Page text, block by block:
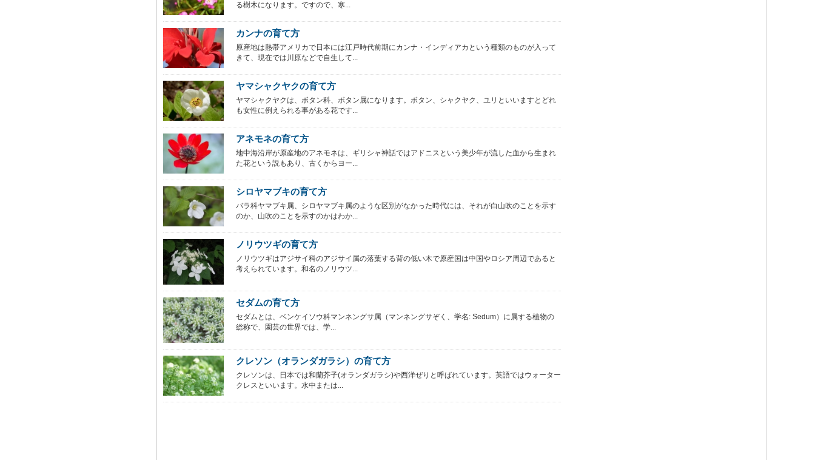
る樹木になります。ですので、寒...
カンナの育て方
原産地は熱帯アメリカで日本には江戸時代前期にカンナ・インディアカという種類のものが入って
きて、現在では川原などで自生して...
ヤマシャクヤクの育て方
ヤマシャクヤクは、ボタン科、ボタン属になります。ボタン、シャクヤク、ユリといいますとどれ
も女性に例えられる事がある花です...
アネモネの育て方
地中海沿岸が原産地のアネモネは、ギリシャ神話ではアドニスという美少年が流した血から生まれ
た花という説もあり、古くからヨー...
シロヤマブキの育て方
バラ科ヤマブキ属、シロヤマブキ属のような区別がなかった時代には、それが白山吹のことを示す
のか、山吹のことを示すのかはわか...
ノリウツギの育て方
ノリウツギはアジサイ科のアジサイ属の落葉する背の低い木で原産国は中国やロシア周辺であると
考えられています。和名のノリウツ...
セダムの育て方
セダムとは、ベンケイソウ科マンネングサ属（マンネングサぞく、学名: Sedum）に属する植物の
総称で、園芸の世界では、学...
クレソン（オランダガラシ）の育て方
クレソンは、日本では和蘭芥子(オランダガラシ)や西洋ぜりと呼ばれています。英語ではウォーター
クレスといいます。水中または...